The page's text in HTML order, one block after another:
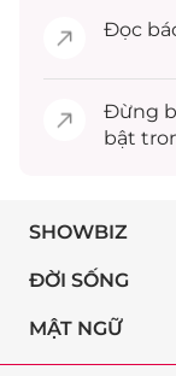
Đọc
Đừng
bật
SHOWBIZ
ĐỜI SỐNG
MẬT NGỮ